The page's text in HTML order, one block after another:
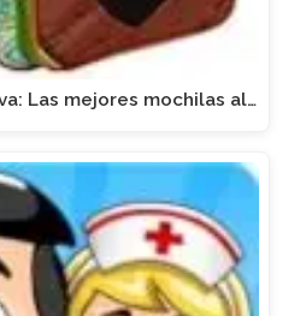
Las mejores mochilas al…